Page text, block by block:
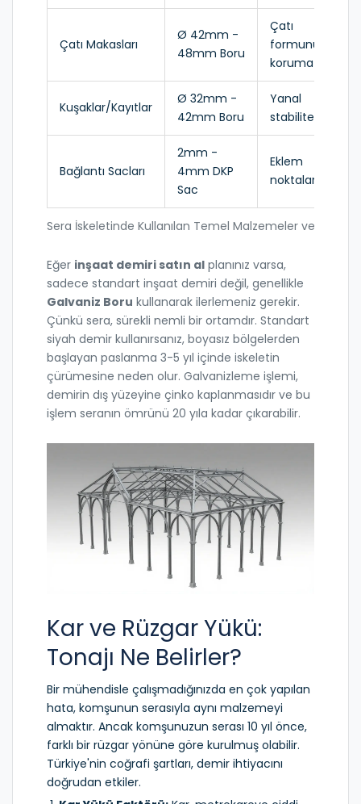
Sera İskeletinde Kullanılan Temel Malzemeler ve
Çatı Makasları
Ø 42mm -
48mm Boru
Çatı
formunu
koruma
Kuşaklar/Kayıtlar
Ø 32mm -
42mm Boru
Yanal
stabilite
Bağlantı Sacları
2mm -
4mm DKP
Sac
Eklem
noktaları
Eğer inşaat demiri satın al planınız varsa,
sadece standart inşaat demiri değil, genellikle
Galvaniz Boru kullanarak ilerlemeniz gerekir.
Çünkü sera, sürekli nemli bir ortamdır. Standart
siyah demir kullanırsanız, boyasız bölgelerden
başlayan paslanma 3-5 yıl içinde iskeletin
çürümesine neden olur. Galvanizleme işlemi,
demirin dış yüzeyine çinko kaplanmasıdır ve bu
işlem seranın ömrünü 20 yıla kadar çıkarabilir.
Kar ve Rüzgar Yükü:
Tonajı Ne Belirler?
Bir mühendisle çalışmadığınızda en çok yapılan
hata, komşunun serasıyla aynı malzemeyi
almaktır. Ancak komşunuzun serası 10 yıl önce,
farklı bir rüzgar yönüne göre kurulmuş olabilir.
Türkiye'nin coğrafi şartları, demir ihtiyacını
doğrudan etkiler.